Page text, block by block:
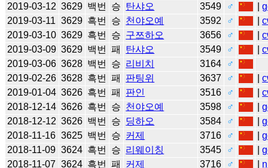
2019-03-12 3629 백번 승 탄샤오 3549 ♂ |
2019-03-11 3629 흑번 승 천야오예 3592 ♂ |
2019-03-10 3629 흑번 승 구쯔하오 3656 ♂ |
2019-03-09 3629 백번 패 탄샤오 3549 ♂ |
2019-03-06 3628 백번 승 리비치 3164
♂
2019-02-26 3628 흑번 패 판팅위 3637 ♂ |
2019-01-04 3626 흑번 패 판인 3516 ♂ |
2018-12-14 3626 흑번 승 천야오예 3598 ♂ |
2018-12-12 3626 백번 승 딩하오 3584 ♂ |
2018-11-16 3625 백번 승 커제 3716 ♂ |
2018-11-09 3624 흑번 승 리웨이칭 3545 ♂ |
2018-11-07 3624 흑번 패 커제 3716 ♂